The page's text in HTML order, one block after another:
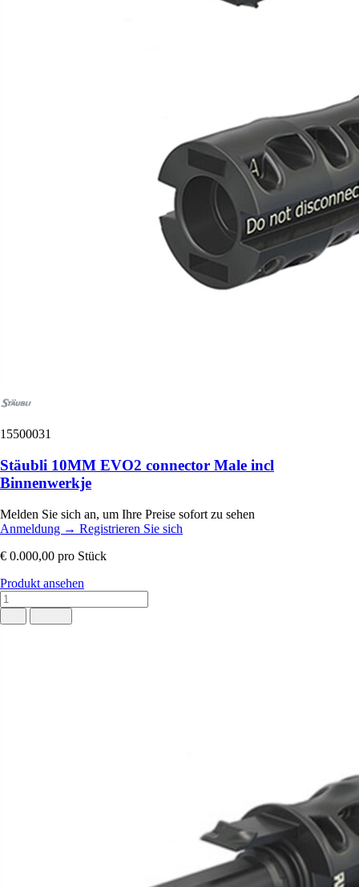
15500031
Stäubli 10MM EVO2 connector Male incl
Binnenwerkje
Melden Sie sich an, um Ihre Preise sofort zu sehen
Anmeldung → Registrieren Sie sich
€ 0.000,00 pro Stück
Produkt ansehen